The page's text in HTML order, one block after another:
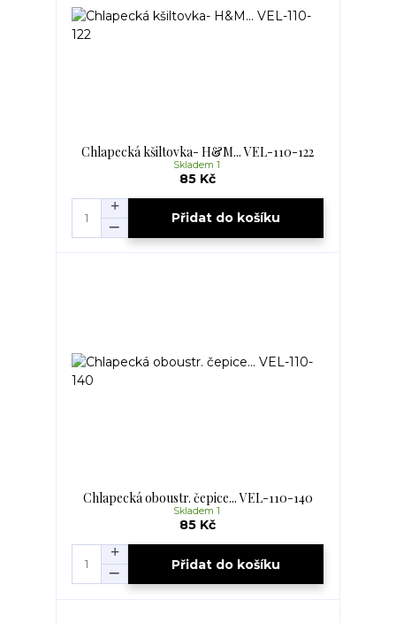
Chlapecká kšiltovka- H&M... VEL-110-122
85 Kč
Skladem 1
Přidat do košíku
Chlapecká oboustr. čepice... VEL-110-140
85 Kč
Skladem 1
Přidat do košíku